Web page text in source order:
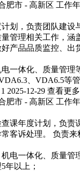
肥市 - 高新区 工作
划，负责团队建设
管理相关工作，涵
产品品质监控、出
一体化、质量管理
、VDA6.5等
1 2025-12-29 查看更多
肥市 - 高新区 工作
课年度计划，负责
客诉处理。 负责
电一体化、质量管
年以上；